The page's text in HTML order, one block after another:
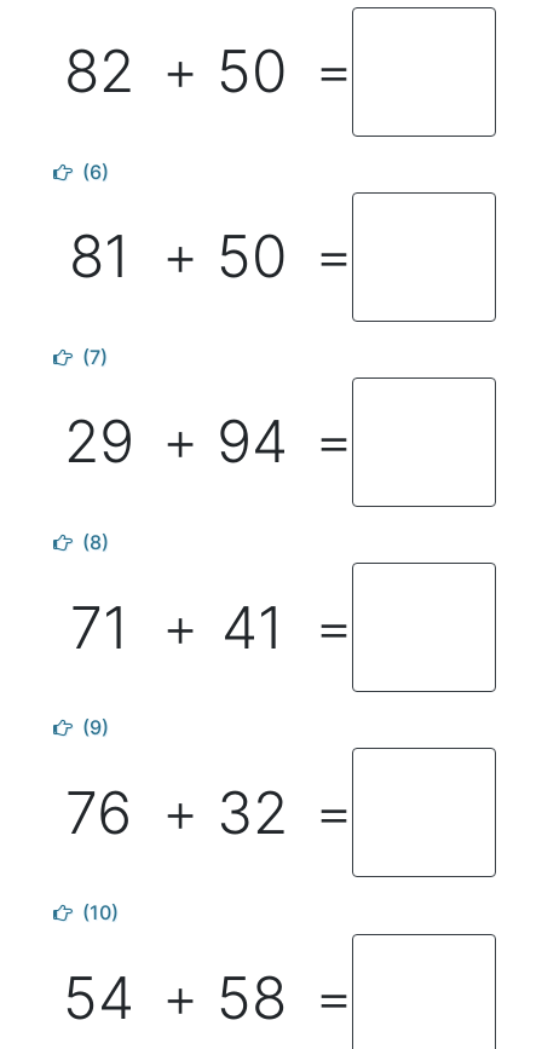
82 ＋ 50 ＝
(6)
81 ＋ 50 ＝
(7)
29 ＋ 94 ＝
(8)
71 ＋ 41 ＝
(9)
76 ＋ 32 ＝
(10)
54 ＋ 58 ＝